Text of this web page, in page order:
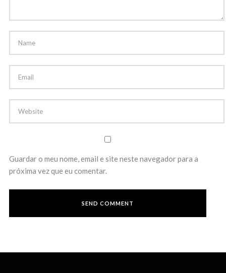
Guardar o meu nome, email e site neste navegador para a
próxima vez que eu comentar.